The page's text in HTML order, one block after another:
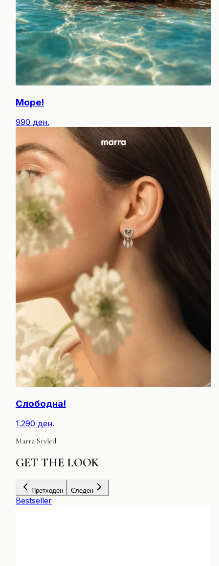
Море!
990 ден.
Слободна!
1.290 ден.
Marra Styled
GET THE LOOK
Претходен Следен
Bestseller